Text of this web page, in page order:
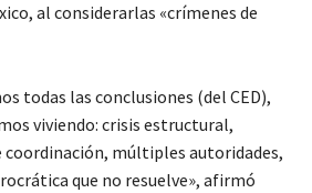
al considerarlas «crímenes de
todas las conclusiones (del CED),
viviendo: crisis estructural,
múltiples autoridades,
que no resuelve», afirmó